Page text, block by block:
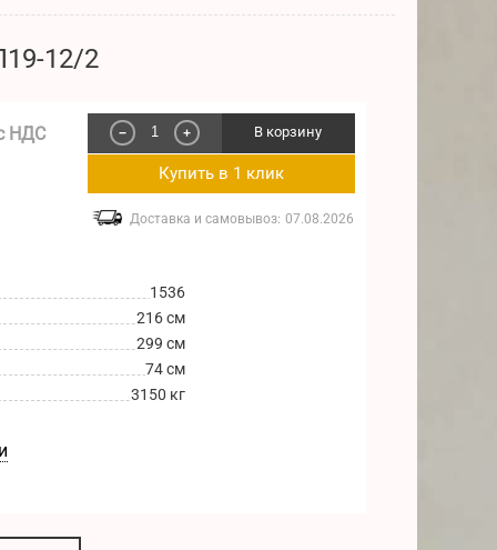
12/2
НДС − + В корзину
Купить в 1 клик
Доставка и самовывоз: 07.08.2026
1536
216 см
299 см
74 см
3150 кг